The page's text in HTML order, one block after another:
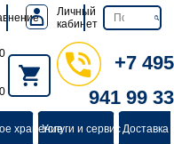
Личный
кабинет
+7 495
941 99 33
хранениеУслуги и сервисДоставка